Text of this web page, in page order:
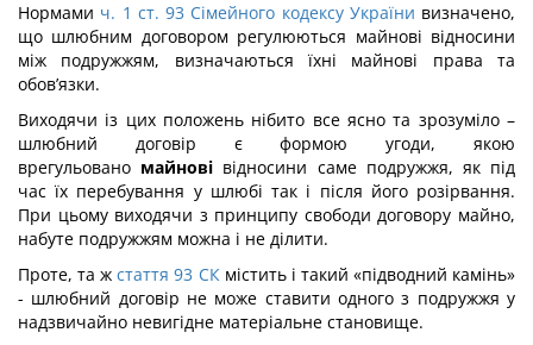
Нормами ч. 1 ст. 93 Сімейного кодексу України визначено,
що шлюбним договором регулюються майнові відносини
між подружжям, визначаються їхні майнові права та
обов’язки.
Виходячи із цих положень нібито все ясно та зрозуміло –
шлюбний договір є формою угоди, якою
врегульовано майнові відносини саме подружжя, як під
час їх перебування у шлюбі так і після його розірвання.
При цьому виходячи з принципу свободи договору майно,
набуте подружжям можна і не ділити.
Проте, та жстаття 93 СКмістить і такий «підводний камінь»
- шлюбний договір не може ставити одного з подружжя у
надзвичайно невигідне матеріальне становище.